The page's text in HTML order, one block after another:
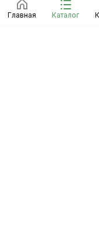
Главная Каталог